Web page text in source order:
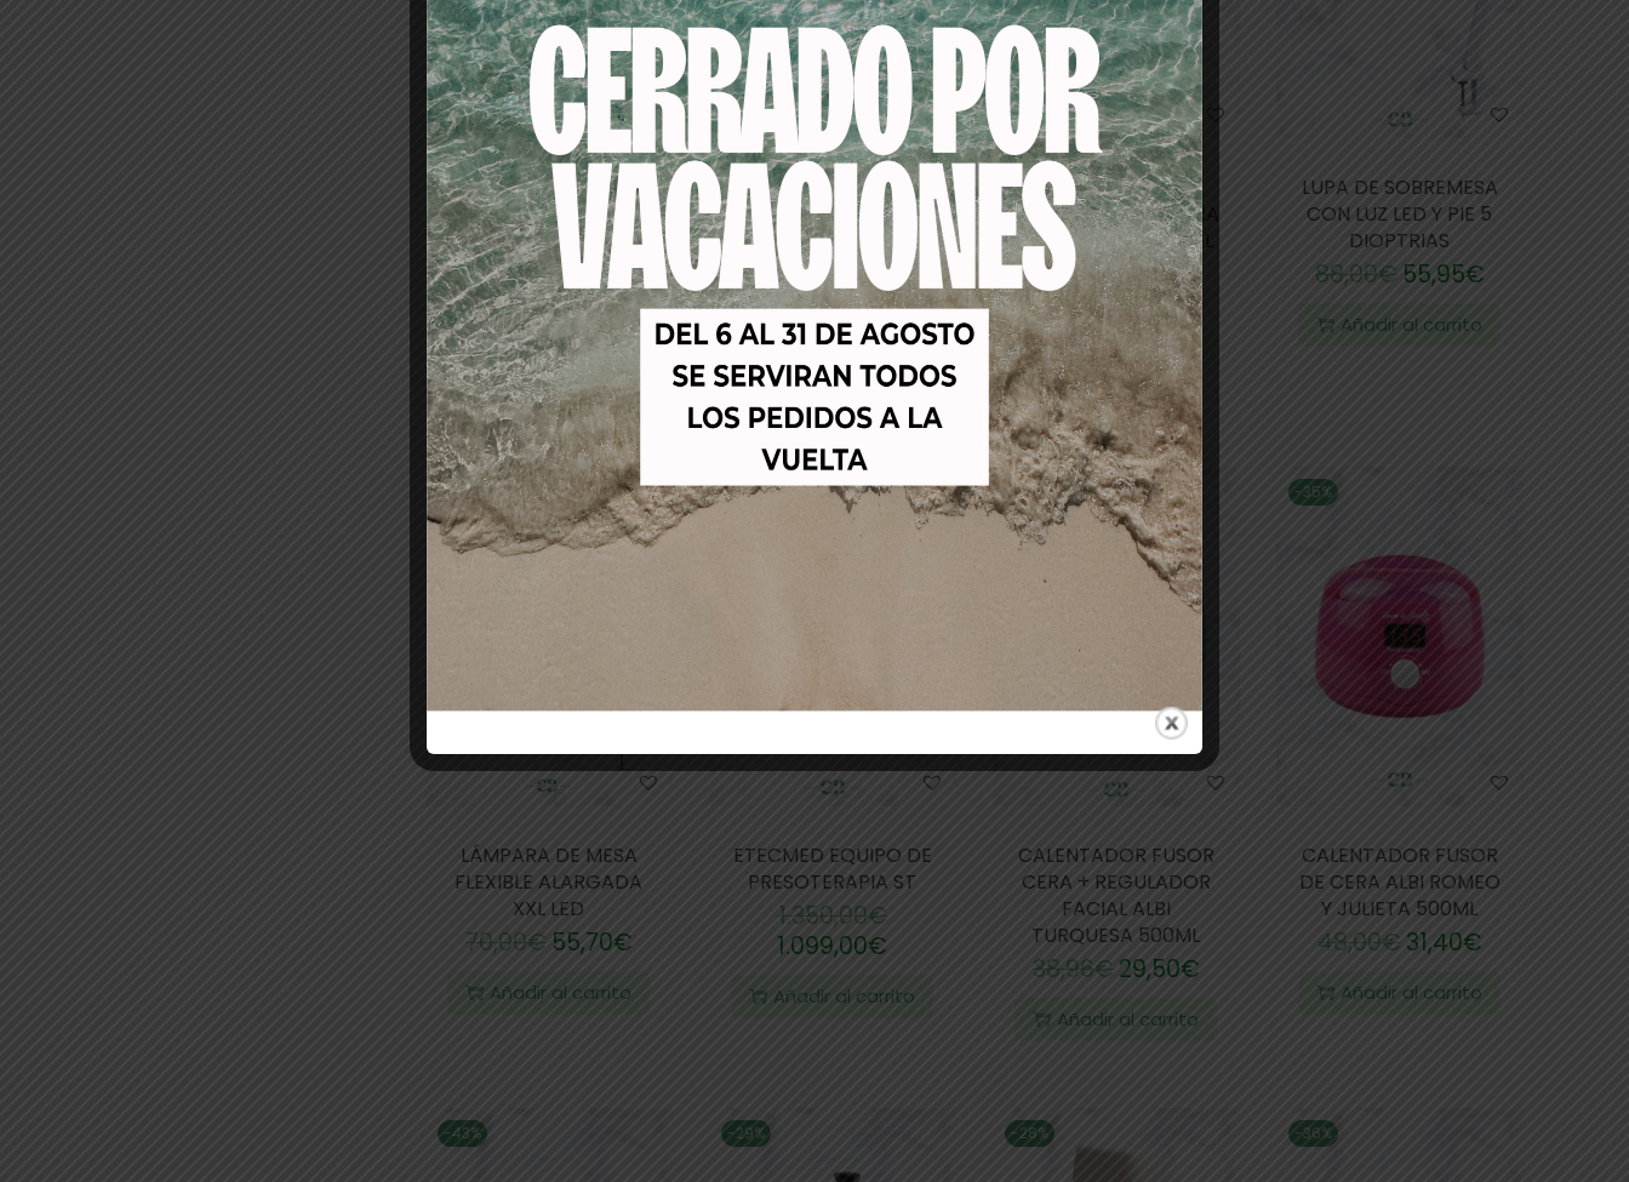
AGUJA DE
DEPILACION
ELECTRICA WYC 1MM
CURVADA BOLSA DE 2
UNIDADES
3,00€2,60€
Añadir al carrito
AERÓGRAFO
PROFESIONAL E3136
PARA MAQUILLAJE Y
UÑAS
49,00€39,95€
Añadir al carrito
CALENTADOR
CARTUCHOS DE CERA
ROLL-ON INDIVIDUAL
BEAUTY IMAGE
42,00€23,00€
Añadir al carrito
LUPA DE SOBREMESA
CON LUZ LED Y PIE 5
DIOPTRIAS
88,00€ 55,95€
Añadir al carrito
-20%
LÁMPARA DE MESA
FLEXIBLE ALARGADA
XXL LED
70,00€ 55,70€
Añadir al carrito
-19%
ETECMED EQUIPO DE
PRESOTERAPIA ST
1.350,00€
1.099,00€
Añadir al carrito
-24%
CALENTADOR FUSOR
CERA + REGULADOR
FACIAL ALBI
TURQUESA 500ML
38,96€29,50€
Añadir al carrito
-35%
CALENTADOR FUSOR
DE CERA ALBI ROMEO
Y JULIETA 500ML
48,00€31,40€
Añadir al carrito
-43% -29% -28% -36%